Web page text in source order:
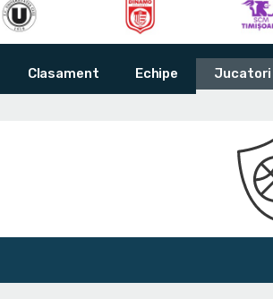
Clasament Echipe Jucatori